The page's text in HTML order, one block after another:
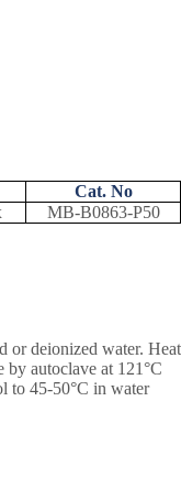
Cat. No
MB-B0863-P50
or deionized water. Heat
autoclave at 121 °C
to 45-50°C in water